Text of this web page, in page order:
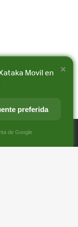
MAIL
×
Movil en
preferida
de Google